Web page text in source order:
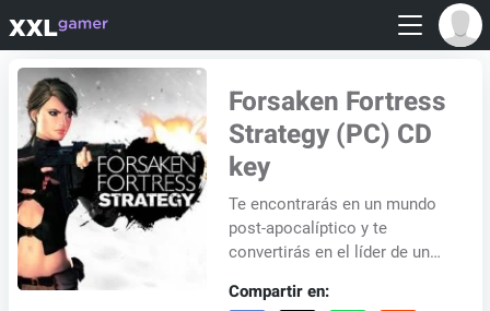
Forsaken Fortress
Strategy (PC) CD
key
Te encontrarás en un mundo
post-apocalíptico y te
convertirás en el líder de un
Tendrás que construir bases,
Compartir en: